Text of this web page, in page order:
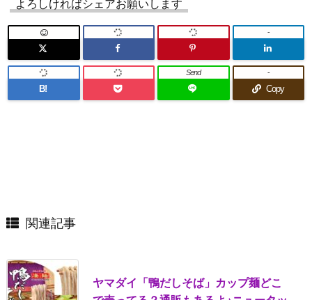
よろしければシェアお願いします
-
B!
Send
Copy
-
関連記事
ヤマダイ「鴨だしそば」カップ麺どこ